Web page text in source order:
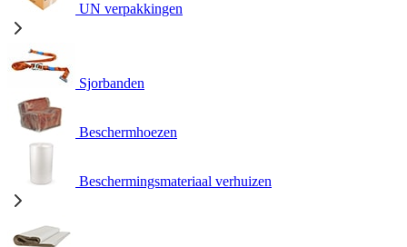
UN verpakkingen
Sjorbanden
Beschermhoezen
Beschermingsmateriaal verhuizen